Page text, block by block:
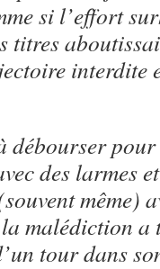
si l’effort
titres
interdite
débourser pour
des larmes
même)
malédiction a
tour dans